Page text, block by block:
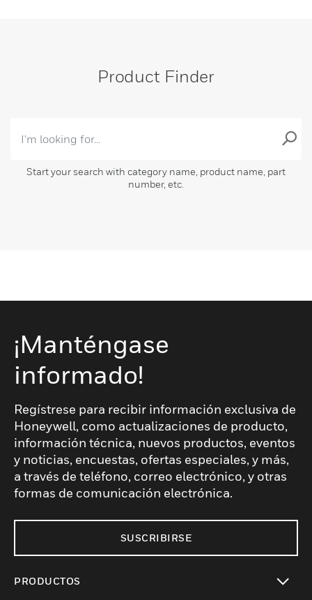
Product Finder
Start your search with category name, product name, part
number, etc.
¡Manténgase
informado!
Regístrese para recibir información exclusiva de
Honeywell, como actualizaciones de producto,
información técnica, nuevos productos, eventos
y noticias, encuestas, ofertas especiales, y más,
a través de teléfono, correo electrónico, y otras
formas de comunicación electrónica.
SUSCRIBIRSE
PRODUCTOS